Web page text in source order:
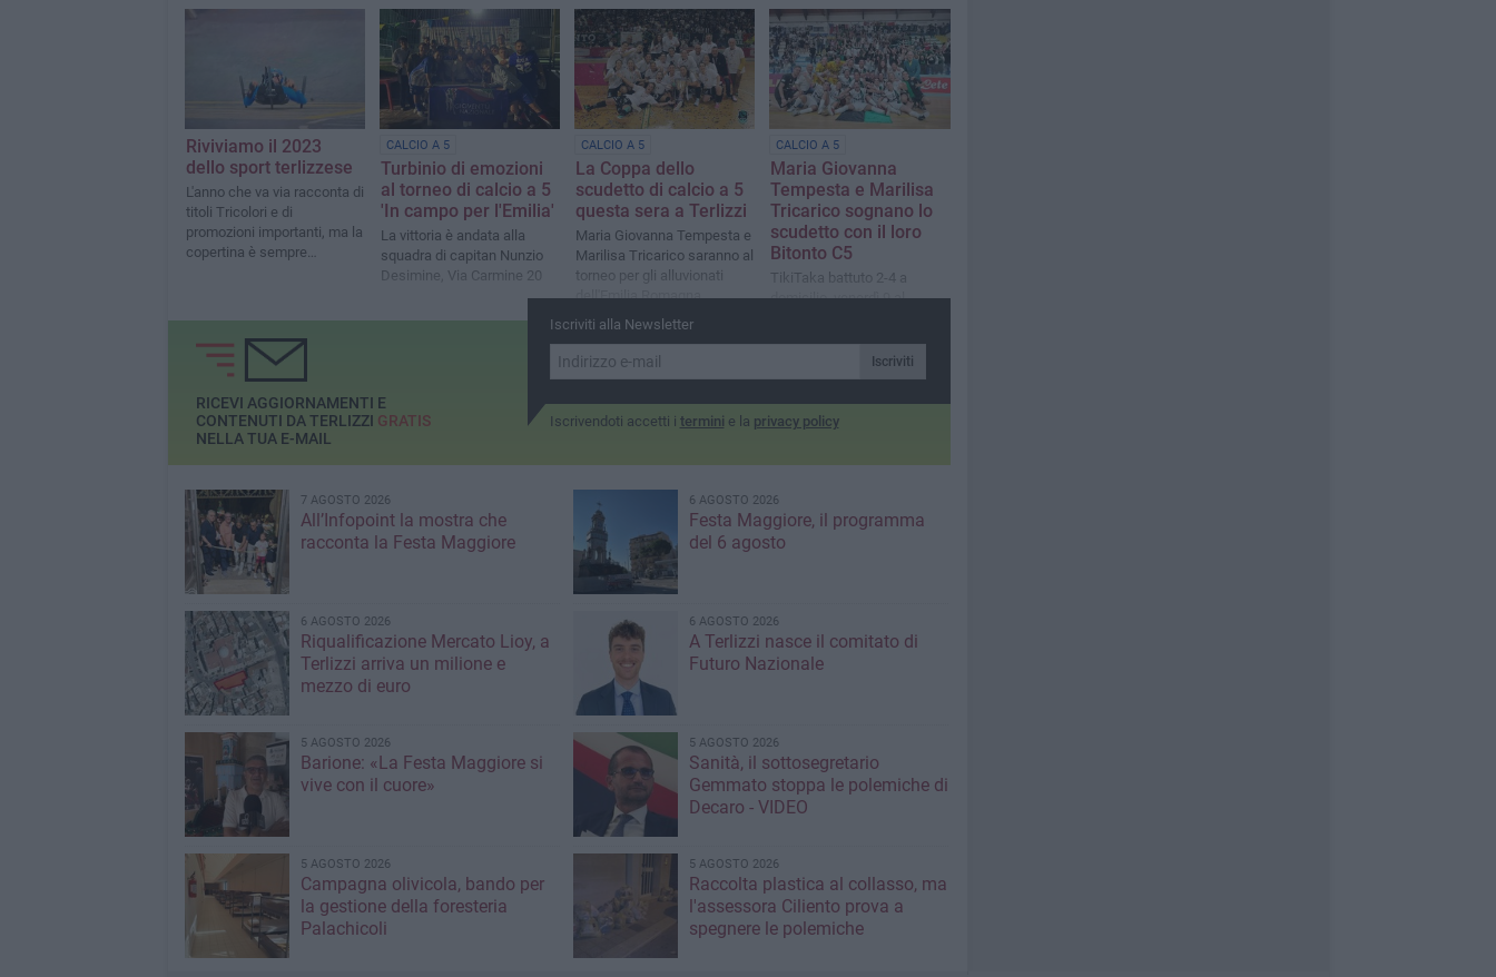
preparatrice atletica
due minuti dal termine
dell'Emilia Romagna
Riviviamo il 2023
dello sport terlizzese
L'anno che va via racconta di
titoli Tricolori e di
promozioni importanti, ma la
copertina è sempre
CALCIO A 5
Turbinio di emozioni
al torneo di calcio a 5
'In campo per l'Emilia'
La vittoria è andata alla
squadra di capitan Nunzio
Desimine, Via Carmine 20
CALCIO A 5
La Coppa dello
scudetto di calcio a 5
questa sera a Terlizzi
Maria Giovanna Tempesta e
Marilisa Tricarico saranno al
torneo per gli alluvionati
dell'Emilia Romagna
CALCIO A 5
Maria Giovanna
Tempesta e Marilisa
Tricarico sognano lo
scudetto con il loro
Bitonto C5
TikiTaka battuto 2-4 a
domicilio, venerdì 9 al
Iscriviti alla Newsletter
Iscriviti
Iscrivendoti accetti i termini e la privacy policy
RICEVI AGGIORNAMENTI E
CONTENUTI DA TERLIZZI GRATIS
NELLA TUA E-MAIL
7 AGOSTO 2026
All’Infopoint la mostra che
racconta la Festa Maggiore
6 AGOSTO 2026
Festa Maggiore, il programma
del 6 agosto
6 AGOSTO 2026
Riqualificazione Mercato Lioy, a
Terlizzi arriva un milione e
mezzo di euro
6 AGOSTO 2026
A Terlizzi nasce il comitato di
Futuro Nazionale
5 AGOSTO 2026
Barione: «La Festa Maggiore si
vive con il cuore»
5 AGOSTO 2026
Sanità, il sottosegretario
Gemmato stoppa le polemiche di
Decaro - VIDEO
5 AGOSTO 2026
Campagna olivicola, bando per
la gestione della foresteria
Palachicoli
5 AGOSTO 2026
Raccolta plastica al collasso, ma
l'assessora Ciliento prova a
spegnere le polemiche